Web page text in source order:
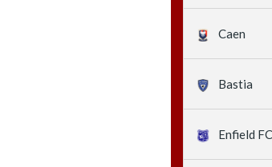
Caen
Bastia
Enfield FC